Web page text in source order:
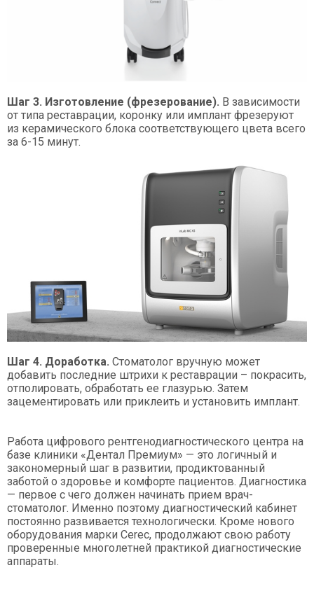
Шаг 3. Изготовление (фрезерование). В зависимости
от типа реставрации, коронку или имплант фрезеруют
из керамического блока соответствующего цвета всего
за 6-15 минут.
Шаг 4. Доработка. Стоматолог вручную может
добавить последние штрихи к реставрации – покрасить,
отполировать, обработать ее глазурью. Затем
зацементировать или приклеить и установить имплант.
Работа цифрового рентгенодиагностического центра на
базе клиники «Дентал Премиум» — это логичный и
закономерный шаг в развитии, продиктованный
заботой о здоровье и комфорте пациентов. Диагностика
— первое с чего должен начинать прием врач-
стоматолог. Именно поэтому диагностический кабинет
постоянно развивается технологически. Кроме нового
оборудования марки Cerec, продолжают свою работу
проверенные многолетней практикой диагностические
аппараты.